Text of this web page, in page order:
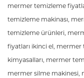
mermer temizleme
temizleme makinası,
temizleme ürünleri,
fiyatları ikinci el,
kimyasalları, mermer
mermer silme makinesi,